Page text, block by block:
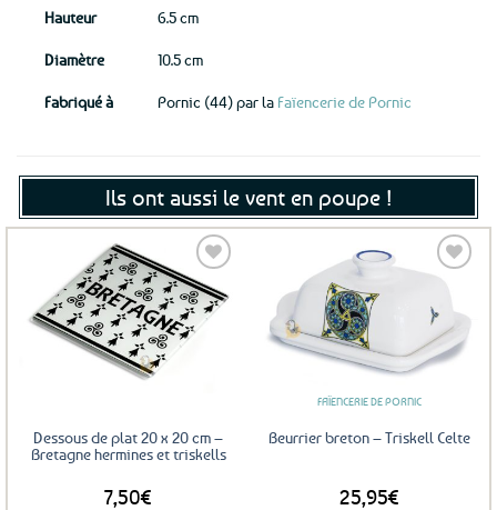
Hauteur 6.5 cm
Diamètre 10.5 cm
Fabriqué à Pornic (44) par la Faïencerie de Pornic
Ils ont aussi le vent en poupe !
Ajouter
aux
Dessous de plat 20 x 20 cm –
Bretagne hermines et triskells
7,50€
Ajouter
aux
favoris
FAÏENCERIE DE PORNIC
Beurrier breton – Triskell Celte
25,95€